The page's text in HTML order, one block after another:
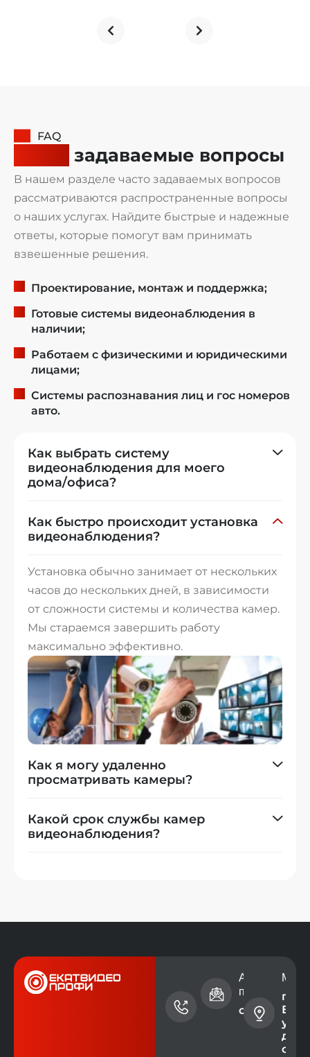
FAQ
задаваемые вопросы
В нашем разделе часто задаваемых вопросов
рассматриваются распространенные вопросы
о наших услугах. Найдите быстрые и надежные
ответы, которые помогут вам принимать
взвешенные решения.
Проектирование, монтаж и поддержка;
Готовые системы видеонаблюдения в
наличии;
Работаем с физическими и юридическими
лицами;
Системы распознавания лиц и гос номеров
авто.
Как выбрать систему
видеонаблюдения для моего
дома/офиса?
Как быстро происходит установка
видеонаблюдения?
Установка обычно занимает от нескольких
часов до нескольких дней, в зависимости
от сложности системы и количества камер.
Мы стараемся завершить работу
максимально эффективно.
Как я могу удаленно
просматривать камеры?
Какой срок службы камер
видеонаблюдения?
телефона
+7 (343)
Адрес
почты
г.
ул.
дом